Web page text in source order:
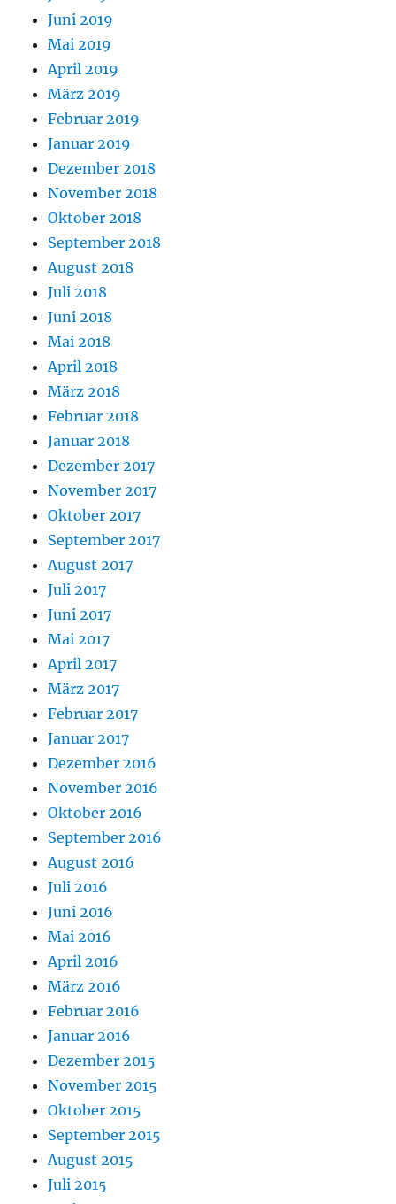
Juni 2019
Mai 2019
April 2019
März 2019
Februar 2019
Januar 2019
Dezember 2018
November 2018
Oktober 2018
September 2018
August 2018
Juli 2018
Juni 2018
Mai 2018
April 2018
März 2018
Februar 2018
Januar 2018
Dezember 2017
November 2017
Oktober 2017
September 2017
August 2017
Juli 2017
Juni 2017
Mai 2017
April 2017
März 2017
Februar 2017
Januar 2017
Dezember 2016
November 2016
Oktober 2016
September 2016
August 2016
Juli 2016
Juni 2016
Mai 2016
April 2016
März 2016
Februar 2016
Januar 2016
Dezember 2015
November 2015
Oktober 2015
September 2015
August 2015
Juli 2015